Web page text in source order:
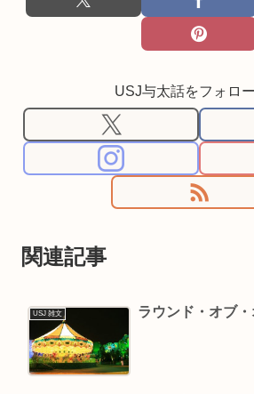
USJ与太話をフォロ
関連記事
USJ 雑文 ラウンド・オブ